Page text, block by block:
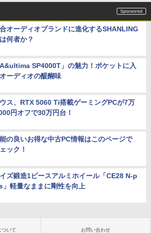
オーディオブランドに進化するSHANLING
何者か？
A&ultima SP4000T」の魅力！ポケットに入
ーディオの醍醐味
ス、RTX 5060 Ti搭載ゲーミングPCが7万
円オフで30万円台！
の良いお得な中古PC情報はこのページで
ック！
ズ鍛造1ピースアルミホイール「CE28 N-p
」軽量なままに剛性を向上
ついて お問い合わせ